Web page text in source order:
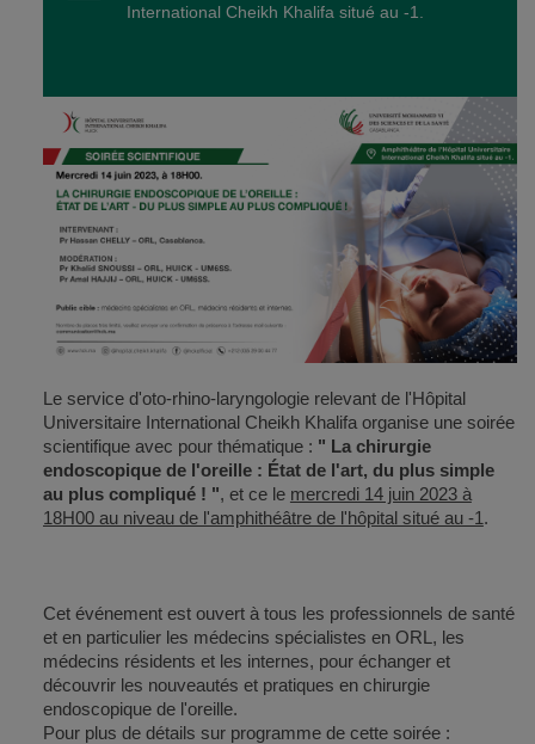
International Cheikh Khalifa situé au -1.
Le service d'oto-rhino-laryngologie relevant de l'Hôpital
Universitaire International Cheikh Khalifa organise une soirée
scientifique avec pour thématique : " La chirurgie
endoscopique de l'oreille : État de l'art, du plus simple
au plus compliqué ! ", et ce le mercredi 14 juin 2023 à
18H00 au niveau de l'amphithéâtre de l'hôpital situé au -1 .
Cet événement est ouvert à tous les professionnels de santé
et en particulier les médecins spécialistes en ORL, les
médecins résidents et les internes, pour échanger et
découvrir les nouveautés et pratiques en chirurgie
endoscopique de l'oreille.
Pour plus de détails sur programme de cette soirée :